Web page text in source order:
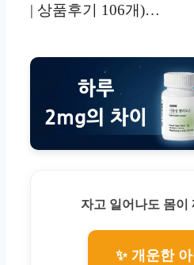
| 상품후기 106개)…
자고 일어나도 몸이
✨ 개운한